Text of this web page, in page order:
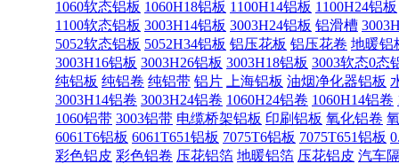
1060软态铝板 1060H18铝板 1100H14铝板 1100H24铝板
1100软态铝板 3003H14铝板 3003H24铝板 铝滑槽
5052软态铝板 5052H34铝板 铝压花板 铝压花卷 地暖铝
3003H16铝板 3003H26铝板 3003H18铝板 3003软态0态
纯铝板 纯铝卷 纯铝带 铝片 上海铝板 油烟净化器铝板
3003H14铝卷 3003H24铝卷 1060H24铝卷 1060H14铝卷
1060铝带 3003铝带 电缆桥架铝板 印刷铝板 氧化铝卷
6061T6铝板 6061T651铝板 7075T6铝板 7075T651铝板
彩色铝皮 彩色铝卷 压花铝箔 地暖铝箔 压花铝皮 汽车